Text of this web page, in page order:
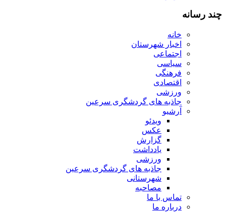
چند رسانه
خانه
اخبار شهرستان
اجتماعی
سیاسی
فرهنگی
اقتصادی
ورزشی
جاذبه های گردشگری سرعین
آرشیو
ویدئو
عکس
گزارش
یادداشت
ورزشی
جاذبه های گردشگری سرعین
شهرستانی
مصاحبه
تماس با ما
درباره ما